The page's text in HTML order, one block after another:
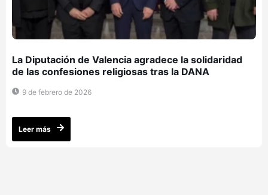
La Diputación de Valencia agradece la solidaridad
de las confesiones religiosas tras la DANA
9 de febrero de 2026
Leer más